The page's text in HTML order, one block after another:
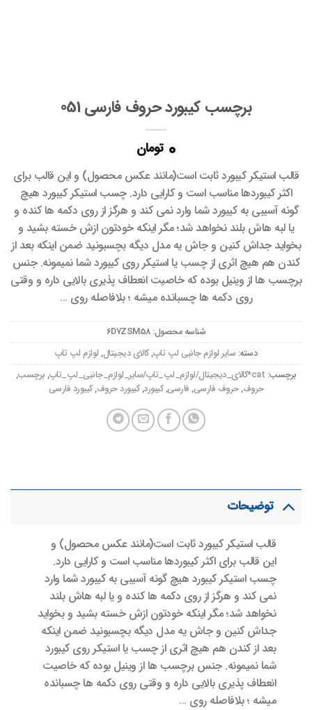
برچسب کیبورد حروف فارسی 051
0 تومان
قالب استیکر کیبورد ثابت است(مانند عکس محصول) و این قالب برای
اکثر کیبوردها مناسب است و کارایی دارد. چسب استیکر کیبورد هیچ
گونه آسیبی به کیبورد شما وارد نمی کند و هرگز از روی دکمه ها کنده و
یا لبه هاش بلند نخواهد شد؛ مگر اینکه خودتون ازش خسته بشید و
بخواید جداش کنین و جاش یه مدل دیگه بچسبونید ضمن اینکه بعد از
کندن هم هیچ اثری از چسب یا استیکر روی کیبورد شما نمیمونه. جنس
برچسب ها از وینیل بوده که خاصیت انعطاف پذیری بالایی داره و وقتی
روی دکمه ها چسبانده میشه ؛ بلافاصله روی …
شناسه محصول:6D7ZSM58
دسته: سایر لوازم جانبی لپ تاپ,کالای دیجیتال, لوازم لپ تاپ
برچسب: cat*کالای_دیجیتال/لوازم_لپ_تاپ/سایر_لوازم_جانبی_لپ_تاپ , برچسب,
حروف,حروف فارسی, فارسی,کیبورد,کیبورد حروف,کیبورد فارسی
توضیحات
قالب استیکر کیبورد ثابت است(مانند عکس محصول) و
این قالب برای اکثر کیبوردها مناسب است و کارایی دارد.
چسب استیکر کیبورد هیچ گونه آسیبی به کیبورد شما وارد
نمی کند و هرگز از روی دکمه ها کنده و یا لبه هاش بلند
نخواهد شد؛ مگر اینکه خودتون ازش خسته بشید و بخواید
جداش کنین و جاش یه مدل دیگه بچسبونید ضمن اینکه
بعد از کندن هم هیچ اثری از چسب یا استیکر روی کیبورد
شما نمیمونه. جنس برچسب ها از وینیل بوده که خاصیت
انعطاف پذیری بالایی داره و وقتی روی دکمه ها چسبانده
میشه ؛ بلافاصله روی …